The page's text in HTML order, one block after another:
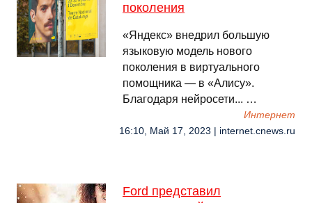
поколения
«Яндекс» внедрил большую
языковую модель нового
поколения в виртуального
помощника — в «Алису».
Благодаря нейросети... …
Интернет
16:10, Май 17, 2023 | internet.cnews.ru
Ford представил